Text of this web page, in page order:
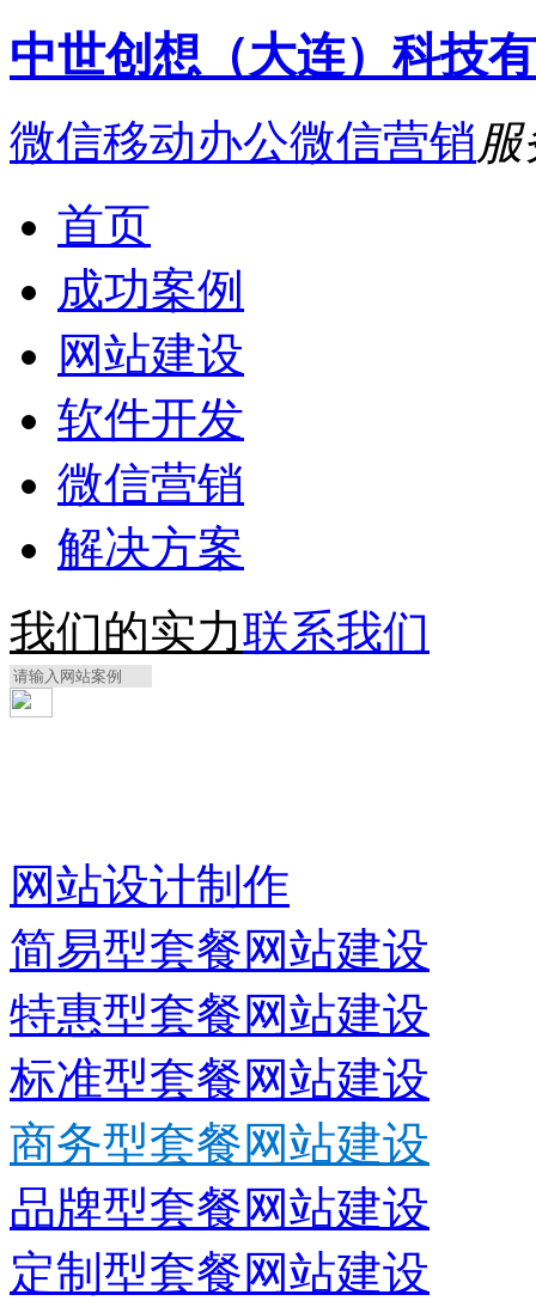
中世创想（大连）科技
微信移动办公微信营销服
首页
成功案例
网站建设
软件开发
微信营销
解决方案
我们的实力联系我们
网站设计制作
简易型套餐网站建设
特惠型套餐网站建设
标准型套餐网站建设
商务型套餐网站建设
品牌型套餐网站建设
定制型套餐网站建设